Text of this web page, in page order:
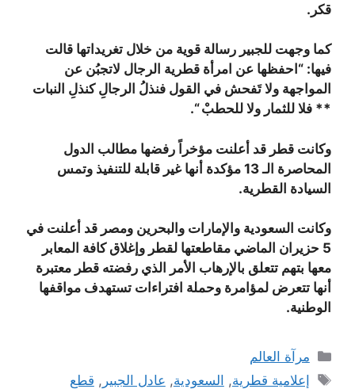
قكر.
كما وجهت للجبير رسالة قوية من خلال تغريداتها قالت
فيها: “احفظها عن امرأة قطرية الرجال لاتجبُن عن
المواجهة ولا تَفحش في القول فنذلُ الرجالِ كنذلِ النبات
** فلا للثمار ولا للحطبْ“.
وكانت قطر قد أعلنت مؤخراً رفضها مطالب الدول
المحاصرة الـ 13 مؤكدة أنها غير قابلة للتنفيذ وتمس
السيادة القطرية.
وكانت السعودية والإمارات والبحرين ومصر قد أعلنت في
5 حزيران الماضي مقاطعتها لقطر وإغلاق كافة المعابر
معها بتهم تتعلق بالإرهاب الأمر الذي رفضته قطر معتبرة
أنها تتعرض لمؤامرة وحملة افتراءات تستهدف مواقفها
الوطنية.
التصنيفات
مرآة العالم
الوسوم
إعلامية قطرية, السعودية, عادل الجبير , قطع